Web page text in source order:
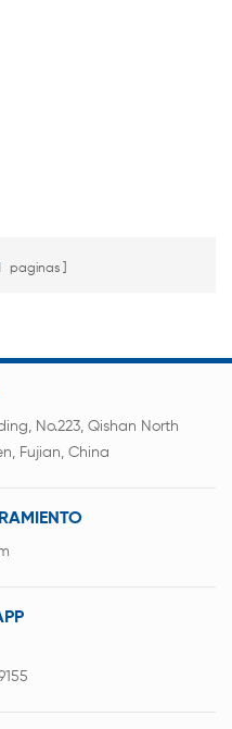
paginas
No.223, Qishan North
Fujian, China